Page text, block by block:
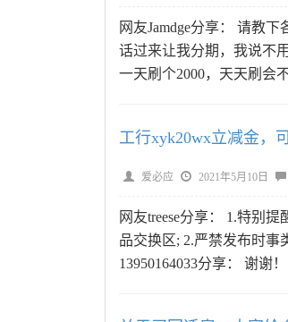
网友Jamdge分享： 请教
话过来让我分期，我说不
一天刷个2000，天天刷会
工行xyk20wx立减金，
爱必应 2021年5月10日
网友treese分享： 1.特别
品交换区; 2.严禁发布时事
13950164033分享： 谢谢